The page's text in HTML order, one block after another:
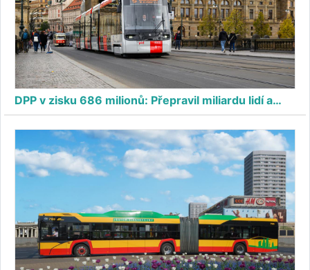
DPP v zisku 686 milionů: Přepravil miliardu lidí a…